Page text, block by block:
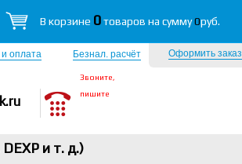
В корзине 0товаров на сумму0руб.
Оформить заказ
и оплата Безнал. расчёт
Звоните,
пишите
и т. д.)